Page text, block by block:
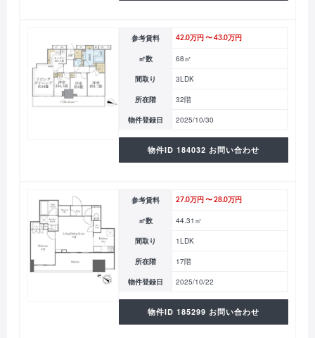
参考賃料 42.0万円 〜 43.0万円
㎡数 68㎡
間取り 3LDK
所在階 32階
物件登録日 2025/10/30
物件ID 184032 お問い合わせ
参考賃料 27.0万円 〜 28.0万円
㎡数 44.31㎡
間取り 1LDK
所在階 17階
物件登録日 2025/10/22
物件ID 185299 お問い合わせ